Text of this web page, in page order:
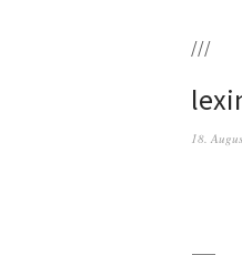
///
18.